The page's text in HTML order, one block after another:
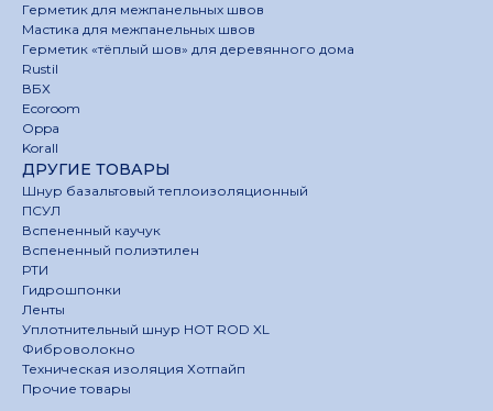
Герметик для межпанельных швов
Мастика для межпанельных швов
Герметик «тёплый шов» для деревянного дома
Rustil
ВБХ
Ecoroom
Oppa
Korall
ДРУГИЕ ТОВАРЫ
Шнур базальтовый теплоизоляционный
ПСУЛ
Вспененный каучук
Вспененный полиэтилен
РТИ
Гидрошпонки
Ленты
Уплотнительный шнур HOT ROD XL
Фиброволокно
Техническая изоляция Хотпайп
Прочие товары